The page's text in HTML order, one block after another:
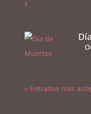
« Entradas más